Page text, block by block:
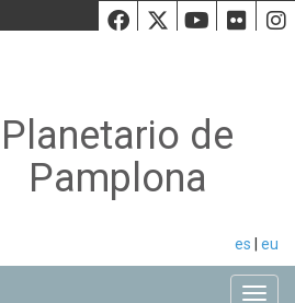
Facebook
Twiiter
Planetario de
Pamplona
es eu